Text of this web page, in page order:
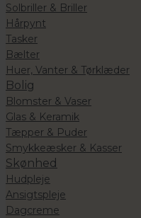
Solbriller & Briller
Hårpynt
Tasker
Bælter
Huer, Vanter & Tørklæder
Bolig
Blomster & Vaser
Glas & Keramik
Tæpper & Puder
Smykkeæsker & Kasser
Skønhed
Hudpleje
Ansigtspleje
Dagcreme